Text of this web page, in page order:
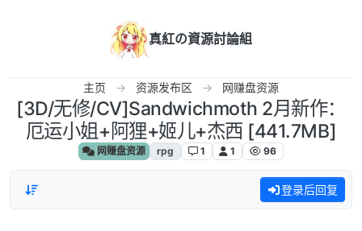
真紅の資源討論組
主页 资源发布区 网赚盘资源
[3D/无修/CV]Sandwichmoth 2月新作：
厄运小姐+阿狸+姬儿+杰西 [441.7MB]
网赚盘资源 rpg 1 1 96
登录后回复